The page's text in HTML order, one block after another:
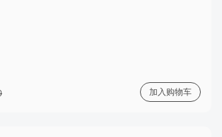
加入购物车